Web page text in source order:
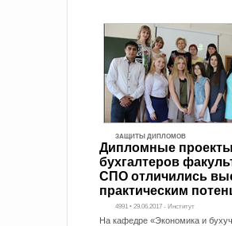
ЗАЩИТЫ ДИПЛОМОВ
Дипломные
бухгалтеров
СПО отличились
практическим
4991 • 29.06.2017 - Институт
На кафедре «Экономика и